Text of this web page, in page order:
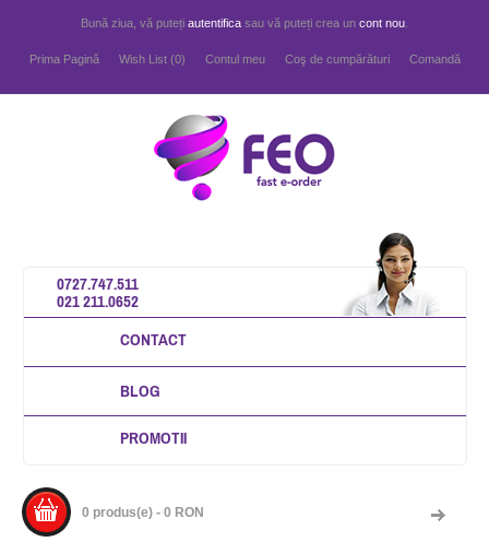
Bună ziua, vă puteți autentifica sau vă puteți crea un cont nou
Prima Pagină Wish List (0) Contul meu Coş de cumpărături Comandă
0727.747.511
021 211.0652
CONTACT
BLOG
PROMOTII
0 produs(e) - 0 RON